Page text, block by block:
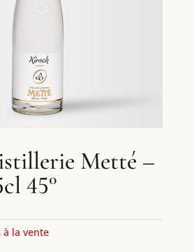
Metté –
45°
à la vente